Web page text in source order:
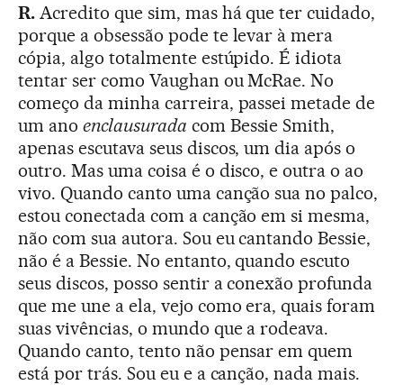
R.Acredito que sim, mas há que ter cuidado,
porque a obsessão pode te levar à mera
cópia, algo totalmente estúpido. É idiota
tentar ser como Vaughan ou McRae. No
começo da minha carreira, passei metade de
um ano enclausurada com Bessie Smith,
apenas escutava seus discos, um dia após o
outro. Mas uma coisa é o disco, e outra o ao
vivo. Quando canto uma canção sua no palco,
estou conectada com a canção em si mesma,
não com sua autora. Sou eu cantando Bessie,
não é a Bessie. No entanto, quando escuto
seus discos, posso sentir a conexão profunda
que me une a ela, vejo como era, quais foram
suas vivências, o mundo que a rodeava.
Quando canto, tento não pensar em quem
está por trás. Sou eu e a canção, nada mais.